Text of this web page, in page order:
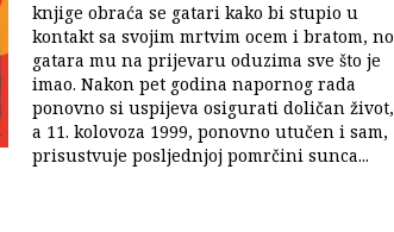
knjige obraća se gatari kako bi stupio u
kontakt sa svojim mrtvim ocem i bratom, no
gatara mu na prijevaru oduzima sve što je
imao. Nakon pet godina napornog rada
ponovno si uspijeva osigurati doličan život,
a 11. kolovoza 1999, ponovno utučen i sam,
prisustvuje posljednjoj pomrčini sunca...